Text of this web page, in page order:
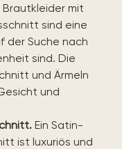
Brautkleider mit
sind eine
der Suche nach
sind. Die
und Ärmeln
und
Ein Satin-
ist luxuriös und